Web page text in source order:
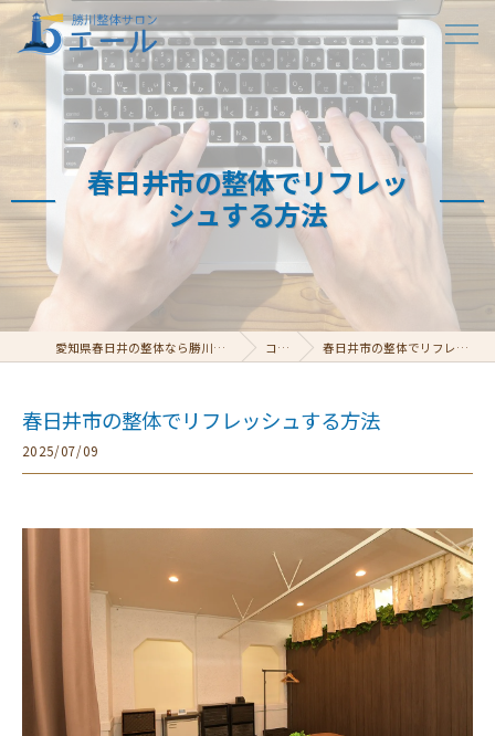
春日井市の整体でリフレッ
シュする方法
愛知県春日井の整体なら勝川整体サロン エール コラム 春日井市の整体でリフレッシュする方法
春日井市の整体でリフレッシュする方法
2025/07/09